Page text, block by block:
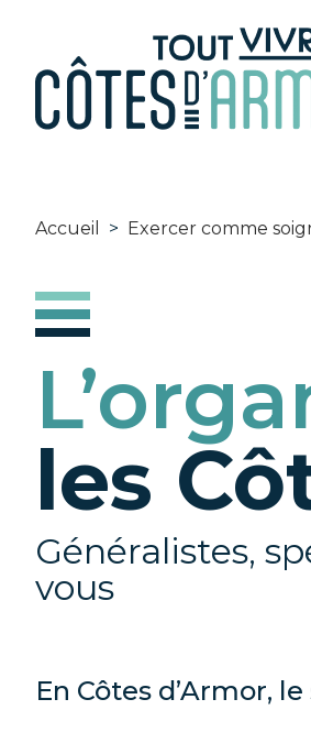
Accueil > Exercer comme
les
Généralistes,
vous
En Côtes d’Armor,